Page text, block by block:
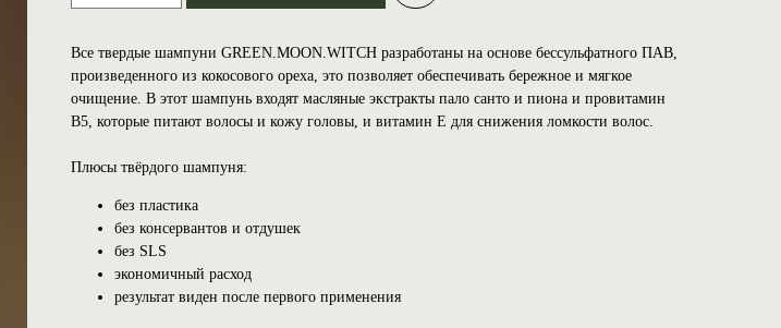
Все твердые шампуни GREEN.MOON.WITCH разработаны на основе бессульфатного ПАВ,
произведенного из кокосового ореха, это позволяет обеспечивать бережное и мягкое
очищение. В этот шампунь входят масляные экстракты пало санто и пиона и провитамин
В5, которые питают волосы и кожу головы, и витамин Е для снижения ломкости волос.
Плюсы твёрдого шампуня:
без пластика
без консервантов и отдушек
без SLS
экономичный расход
результат виден после первого применения